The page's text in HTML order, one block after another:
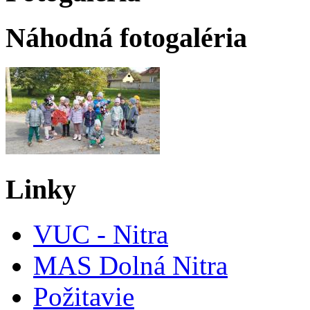
Náhodná fotogaléria
Linky
VUC - Nitra
MAS Dolná Nitra
Požitavie